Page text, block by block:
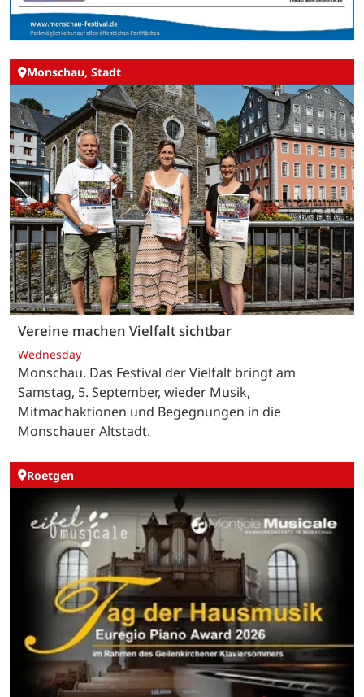
Monschau, Stadt
Vereine machen Vielfalt sichtbar
Wednesday
Monschau. Das Festival der Vielfalt bringt am
Samstag, 5. September, wieder Musik,
Mitmachaktionen und Begegnungen in die
Monschauer Altstadt.
Roetgen